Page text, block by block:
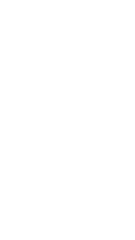
恐れている｣
幣原らが昭和天皇に